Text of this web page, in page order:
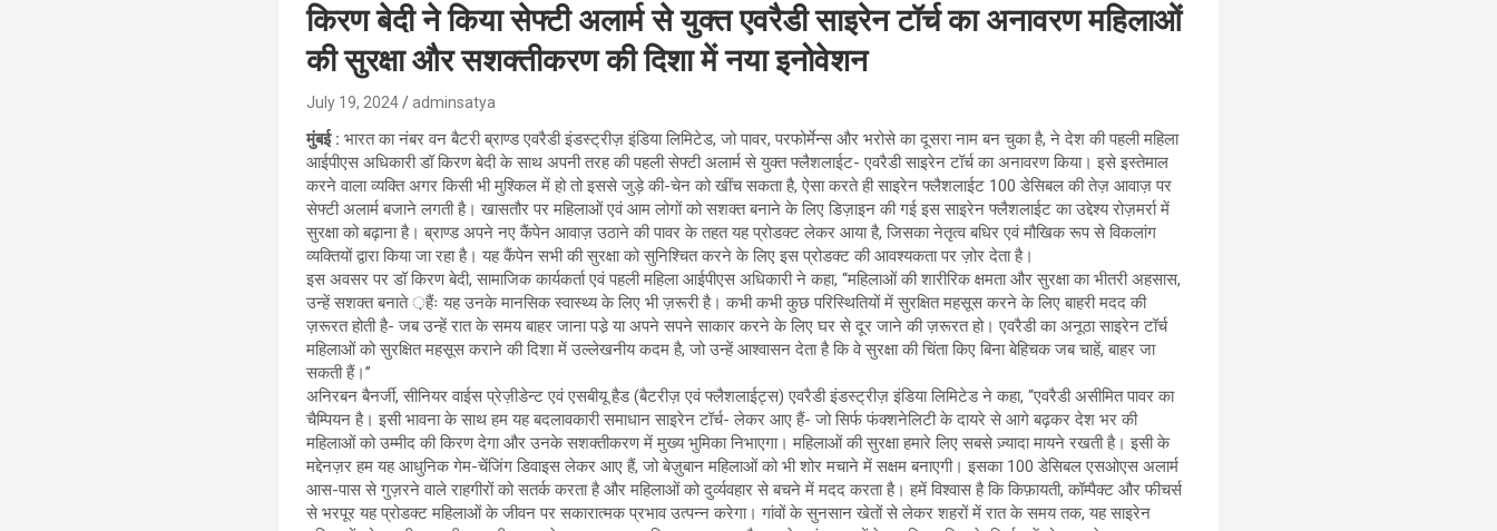
किरण बेदी ने किया सेफ्टी अलार्म से युक्त एवरैडी साइरेन टॉर्च का अनावरण महिलाओं
की सुरक्षा और सशक्तीकरण की दिशा में नया इनोवेशन
July 19, 2024 adminsatya
मुंबई : भारत का नंबर वन बैटरी ब्राण्ड एवरैडी इंडस्ट्रीज़ इंडिया लिमिटेड, जो पावर, परफोर्मेन्स और भरोसे का दूसरा नाम बन चुका है, ने देश की पहली महिला
आईपीएस अधिकारी डॉ किरण बेदी के साथ अपनी तरह की पहली सेफ्टी अलार्म से युक्त फ्लैशलाईट- एवरैडी साइरेन टॉर्च का अनावरण किया। इसे इस्तेमाल
करने वाला व्यक्ति अगर किसी भी मुश्किल में हो तो इससे जुड़े की-चेन को खींच सकता है, ऐसा करते ही साइरेन फ्लैशलाईट 100 डेसिबल की तेज़ आवाज़ पर
सेफ्टी अलार्म बजाने लगती है। खासतौर पर महिलाओं एवं आम लोगों को सशक्त बनाने के लिए डिज़ाइन की गई इस साइरेन फ्लैशलाईट का उद्देश्य रोज़मर्रा में
सुरक्षा को बढ़ाना है। ब्राण्ड अपने नए कैंपेन आवाज़ उठाने की पावर के तहत यह प्रोडक्ट लेकर आया है, जिसका नेतृत्व बधिर एवं मौखिक रूप से विकलांग
व्यक्तियों द्वारा किया जा रहा है। यह कैंपेन सभी की सुरक्षा को सुनिश्चित करने के लिए इस प्रोडक्ट की आवश्यकता पर ज़ोर देता है।
इस अवसर पर डॉ किरण बेदी, सामाजिक कार्यकर्ता एवं पहली महिला आईपीएस अधिकारी ने कहा, ‘‘महिलाओं की शारीरिक क्षमता और सुरक्षा का भीतरी अहसास,
उन्हें सशक्त बनाते ़हैंः यह उनके मानसिक स्वास्थ्य के लिए भी ज़रूरी है। कभी कभी कुछ परिस्थितियों में सुरक्षित महसूस करने के लिए बाहरी मदद की
ज़रूरत होती है- जब उन्हें रात के समय बाहर जाना पडे़ या अपने सपने साकार करने के लिए घर से दूर जाने की ज़रूरत हो। एवरैडी का अनूठा साइरेन टॉर्च
महिलाओं को सुरक्षित महसूस कराने की दिशा में उल्लेखनीय कदम है, जो उन्हें आश्वासन देता है कि वे सुरक्षा की चिंता किए बिना बेहिचक जब चाहें, बाहर जा
सकती हैं।’’
अनिरबन बैनर्जी, सीनियर वाईस प्रेज़ीडेन्ट एवं एसबीयू हैड (बैटरीज़ एवं फ्लैशलाईट्स) एवरैडी इंडस्ट्रीज़ इंडिया लिमिटेड ने कहा, ‘‘एवरैडी असीमित पावर का
चैम्पियन है। इसी भावना के साथ हम यह बदलावकारी समाधान साइरेन टॉर्च- लेकर आए हैं- जो सिर्फ फंक्शनेलिटी के दायरे से आगे बढ़कर देश भर की
महिलाओं को उम्मीद की किरण देगा और उनके सशक्तीकरण में मुख्य भुमिका निभाएगा। महिलाओं की सुरक्षा हमारे लिए सबसे ज़्यादा मायने रखती है। इसी के
मद्देनज़र हम यह आधुनिक गेम-चेंजिंग डिवाइस लेकर आए हैं, जो बेज़ुबान महिलाओं को भी शोर मचाने में सक्षम बनाएगी। इसका 100 डेसिबल एसओएस अलार्म
आस-पास से गुज़रने वाले राहगीरों को सतर्क करता है और महिलाओं को दुर्व्यवहार से बचने में मदद करता है। हमें विश्वास है कि किफ़ायती, कॉम्पैक्ट और फीचर्स
से भरपूर यह प्रोडक्ट महिलाओं के जीवन पर सकारात्मक प्रभाव उत्पन्न करेगा। गांवों के सुनसान खेतों से लेकर शहरों में रात के समय तक, यह साइरेन